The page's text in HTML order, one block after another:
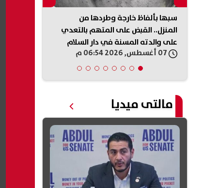
سبها بألفاظ خارجة وطردها من
المنزل.. القبض على المتهم بالتعدي
على والدته المسنة في دار السلام
مالتى ميديا